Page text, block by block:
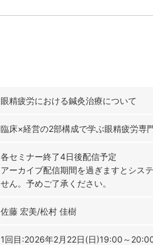
眼精疲労における鍼灸治療について
臨床×経営の2部構成で学ぶ眼精疲労専
各セミナー終了4日後配信予定
アーカイブ配信期間を過ぎますとシス
せん。予めご了承ください。
佐藤 宏美/松村 佳樹
1回目:2026年2月22日(日)19:00～